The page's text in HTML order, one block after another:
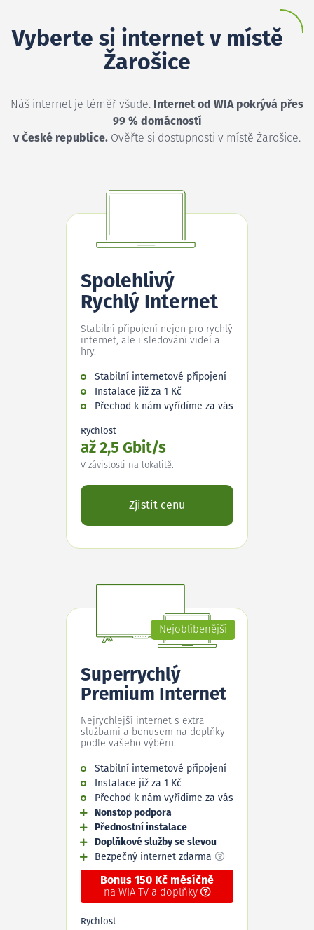
Vyberte si internet v místě
Žarošice
Náš internet je téměř všude. Internet od WIA pokrývá přes
99 % domácností
v České republice. Ověřte si dostupnosti v místě Žarošice.
Spolehlivý
Rychlý Internet
Stabilní připojení nejen pro rychlý
internet, ale i sledování videí a
hry.
Stabilní internetové připojení
Instalace již za 1 Kč
Přechod k nám vyřídíme za vás
Rychlost
až 2,5 Gbit/s
V závislosti na lokalitě.
Zjistit cenu
Nejoblíbenější
Superrychlý
Premium Internet
Nejrychlejší internet s extra
službami a bonusem na doplňky
podle vašeho výběru.
Stabilní internetové připojení
Instalace již za 1 Kč
Přechod k nám vyřídíme za vás
Nonstop podpora
Přednostní instalace
Doplňkové služby se slevou
Bezpečný internet zdarma
Bonus 150 Kč měsíčně
na WIA TV a doplňky
Rychlost